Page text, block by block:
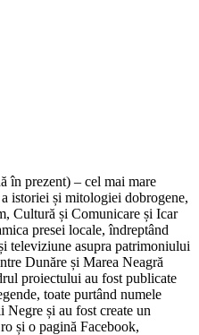
în prezent) – cel mai mare
istoriei și mitologiei dobrogene,
Cultură și Comunicare și Icar
presei locale, îndreptând
televiziune asupra patrimoniului
Dunăre și Marea Neagră
proiectului au fost publicate
toate purtând numele
și au fost create un
și o pagină Facebook,